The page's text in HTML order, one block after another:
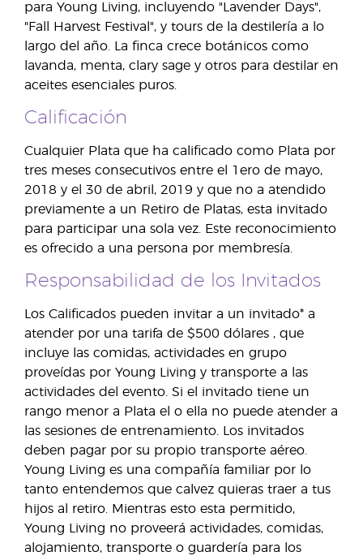
para Young Living, incluyendo "Lavender Days",
"Fall Harvest Festival", y tours de la destilería a lo
largo del año. La finca crece botánicos como
lavanda, menta, clary sage y otros para destilar en
aceites esenciales puros.
Calificación
Cualquier Plata que ha calificado como Plata por
tres meses consecutivos entre el 1ero de mayo,
2018 y el 30 de abril, 2019 y que no a atendido
previamente a un Retiro de Platas, esta invitado
para participar una sola vez. Este reconocimiento
es ofrecido a una persona por membresía.
Responsabilidad de los Invitados
Los Calificados pueden invitar a un invitado* a
atender por una tarifa de $500 dólares , que
incluye las comidas, actividades en grupo
proveídas por Young Living y transporte a las
actividades del evento. Si el invitado tiene un
rango menor a Plata el o ella no puede atender a
las sesiones de entrenamiento. Los invitados
deben pagar por su propio transporte aéreo.
Young Living es una compañía familiar por lo
tanto entendemos que calvez quieras traer a tus
hijos al retiro. Mientras esto esta permitido,
Young Living no proveerá actividades, comidas,
alojamiento, transporte o guardería para los